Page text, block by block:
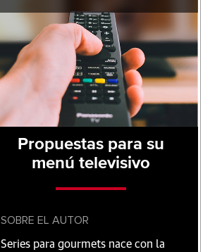
Propuestas para su
menú televisivo
SOBRE EL AUTOR
Series para gourmets nace con la